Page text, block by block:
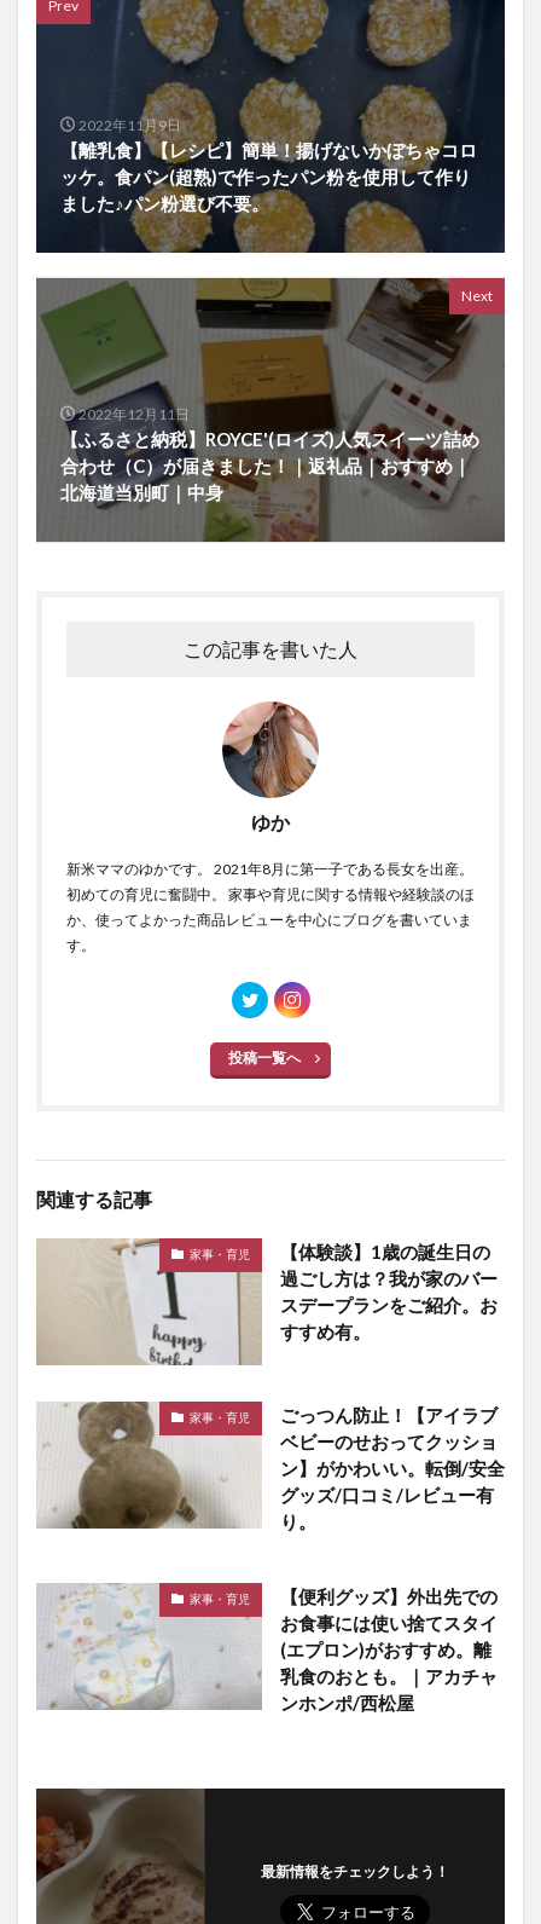
Prev
2022年11月9日
【離乳食】【レシピ】簡単！揚げないかぼちゃコロ
ッケ。食パン(超熟)で作ったパン粉を使用して作り
ました♪パン粉選び不要。
Next
2022年12月11日
【ふるさと納税】ROYCE'(ロイズ)人気スイーツ詰め
合わせ（C）が届きました！｜返礼品｜おすすめ｜
北海道当別町｜中身
この記事を書いた人
ゆか
新米ママのゆかです。 2021年8月に第一子である長女を出産。
初めての育児に奮闘中。 家事や育児に関する情報や経験談のほ
か、使ってよかった商品レビューを中心にブログを書いていま
す。
投稿一覧へ
関連する記事
家事・育児
【体験談】1歳の誕生日の
過ごし方は？我が家のバー
スデープランをご紹介。お
すすめ有。
家事・育児
ごっつん防止！【アイラブ
ベビーのせおってクッショ
ン】がかわいい。転倒/安全
グッズ/口コミ/レビュー有
り。
家事・育児
【便利グッズ】外出先での
お食事には使い捨てスタイ
(エプロン)がおすすめ。離
乳食のおとも。｜アカチャ
ンホンポ/西松屋
最新情報をチェックしよう！